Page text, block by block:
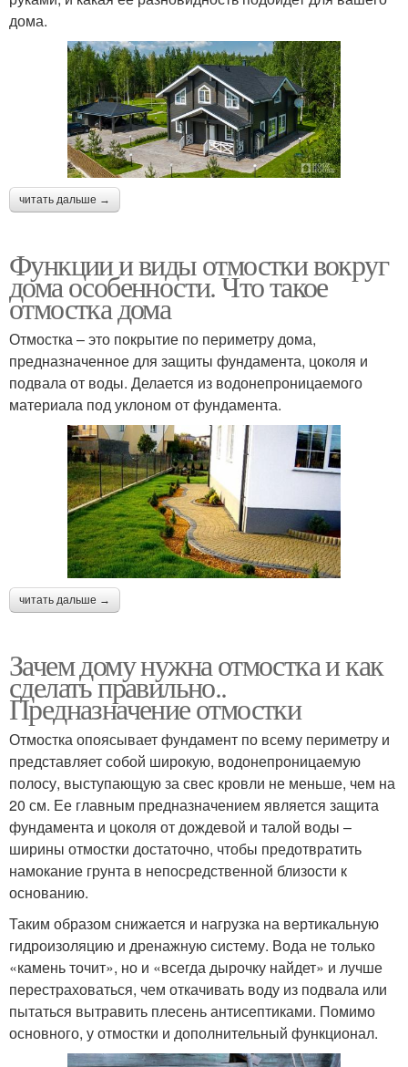
дома.
читать дальше →
Функции и виды отмостки вокруг
дома особенности. Что такое
отмостка дома
Отмостка – это покрытие по периметру дома,
предназначенное для защиты фундамента, цоколя и
подвала от воды. Делается из водонепроницаемого
материала под уклоном от фундамента.
читать дальше →
Зачем дому нужна отмостка и как
сделать правильно..
Предназначение отмостки
Отмостка опоясывает фундамент по всему периметру и
представляет собой широкую, водонепроницаемую
полосу, выступающую за свес кровли не меньше, чем на
20 см. Ее главным предназначением является защита
фундамента и цоколя от дождевой и талой воды –
ширины отмостки достаточно, чтобы предотвратить
намокание грунта в непосредственной близости к
основанию.
Таким образом снижается и нагрузка на вертикальную
гидроизоляцию и дренажную систему. Вода не только
«камень точит», но и «всегда дырочку найдет» и лучше
перестраховаться, чем откачивать воду из подвала или
пытаться вытравить плесень антисептиками. Помимо
основного, у отмостки и дополнительный функционал.